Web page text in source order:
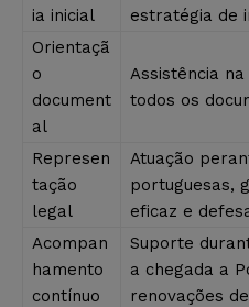
ia inicial
estratégia de
Orientaçã
o
document
al
Assistência
todos os
Represen
tação
legal
Atuação
portuguesas,
eficaz e
Acompan
hamento
contínuo
Suporte
a chegada a
renovações